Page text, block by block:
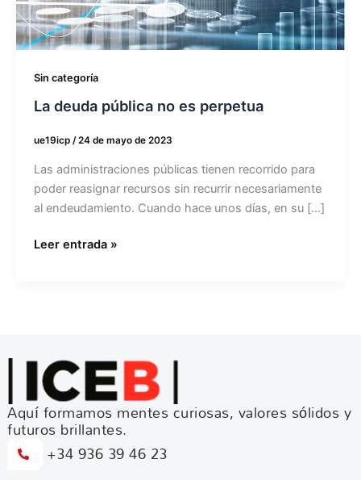
Sin categoría
La deuda pública no es perpetua
ue19icp /24 de mayo de 2023
Las administraciones públicas tienen recorrido para
poder reasignar recursos sin recurrir necesariamente
al endeudamiento. Cuando hace unos días, en su […]
perpetua
Leer entrada »
Aquí formamos mentes curiosas, valores sólidos y
futuros brillantes.
+34 936 39 46 23